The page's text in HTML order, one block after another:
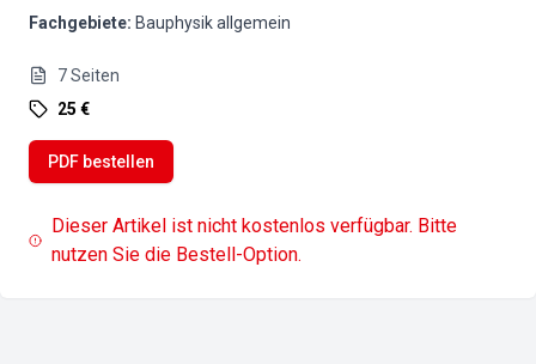
Fachgebiete: Bauphysik allgemein
7Seiten
25 €
PDF bestellen
Dieser Artikel ist nicht kostenlos verfügbar. Bitte
nutzen Sie die Bestell-Option.